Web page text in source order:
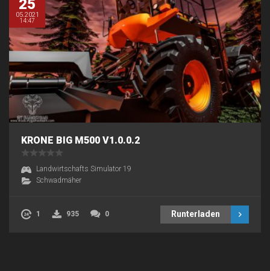
25
05.2021
14:47
KRONE BIG M500 V1.0.0.2
Landwirtschafts Simulator 19
Schwadmäher
1 935 0 Runterladen